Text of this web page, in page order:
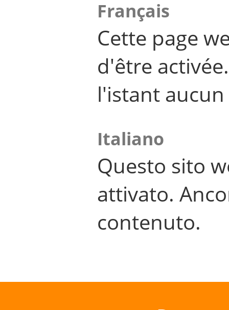
Français
Cette page
d'être
l'istant
Italiano
Questo sito
attivato.
contenuto.